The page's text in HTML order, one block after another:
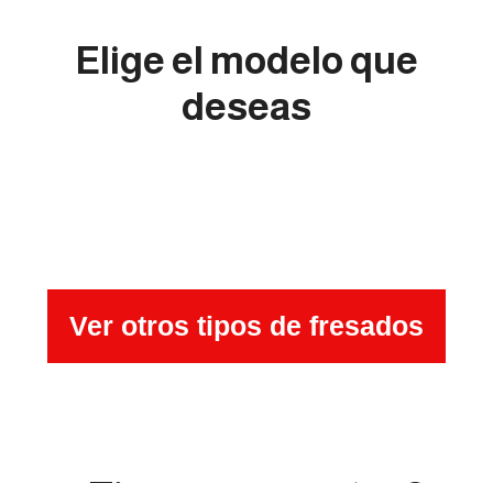
Elige el modelo que
deseas
Ver otros tipos de fresados